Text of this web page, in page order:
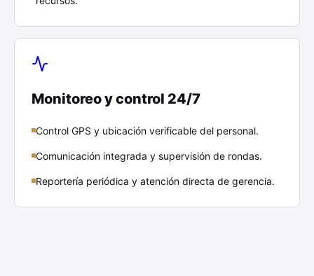
Monitoreo y control 24/7
Control GPS y ubicación verificable del personal.
Comunicación integrada y supervisión de rondas.
Reportería periódica y atención directa de gerencia.